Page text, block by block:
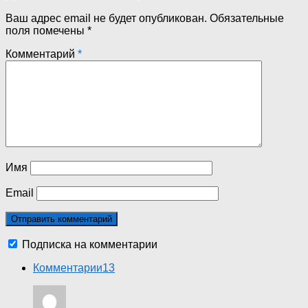
Ваш адрес email не будет опубликован. Обязательные
поля помечены *
Комментарий *
Имя
Email
Подписка на комментарии
Комментарии13